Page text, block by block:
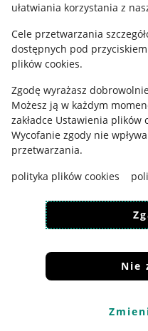
ułatwiania korzystania z
Cele przetwarzania
dostępnych pod
plików cookies.
Zgodę wyrażasz
Możesz ją w każdym
zakładce Ustawienia plików
Wycofanie zgody nie
przetwarzania.
polityka plików cookies
Nie
Ustawienia plików "cookies"
Udostępnianie lokalizacji
Informacje dla Aktu o
Pobierz aplikację
Korzystanie z serwisu